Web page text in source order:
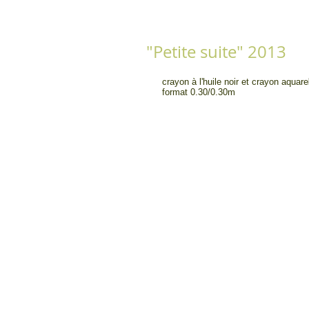
"Petite suite" 2013
crayon à l'huile noir et crayon
format 0.30/0.30m